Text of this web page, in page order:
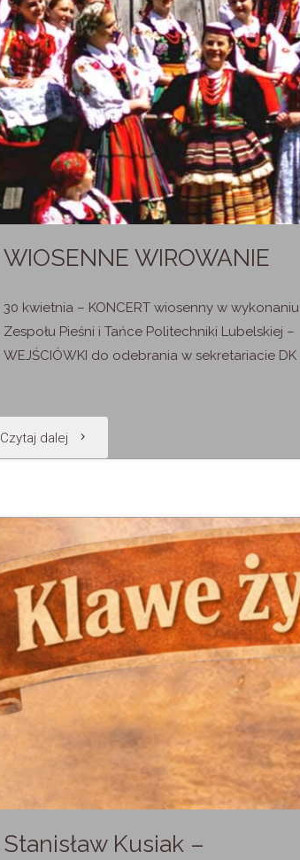
WIOSENNE WIROWANIE
30 kwietnia – KONCERT wiosenny w wykonaniu
Zespołu Pieśni i Tańce Politechniki Lubelskiej –
WEJŚCIÓWKI do odebrania w sekretariacie DK
Czytaj dalej "WIOSENNE
Stanisław Kusiak –